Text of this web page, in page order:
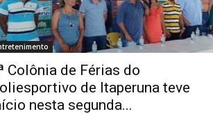
Colônia de Férias do
de Itaperuna teve
nesta segunda...